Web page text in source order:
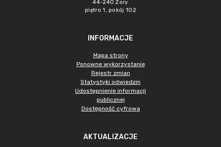
44-240 Żory
piętro 1, pokój 102
INFORMACJE
Mapa strony
Ponowne wykorzystanie
Rejestr zmian
Statystyki odwiedzin
Udostępnienie informacji
publicznej
Dostępność cyfrowa
AKTUALIZACJE